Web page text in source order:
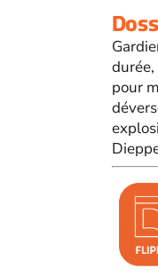
pour